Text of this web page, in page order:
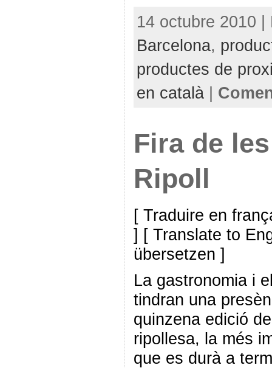
14 octubre 2010 |
Barcelona,
productes de
en català|
Fira de
Ripoll
[ Traduire en
] [ Translate to
übersetzen ]
La gastronomia i
tindran una
quinzena edició
ripollesa, la més
que es durà a